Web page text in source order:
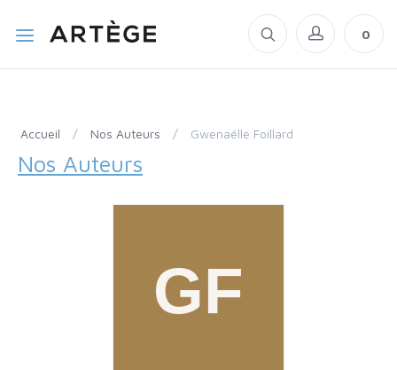
0
Accueil / Nos Auteurs / Gwenaëlle Foillard
Nos Auteurs